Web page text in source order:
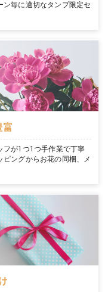
毎に適切なタンプ限定セ
富
フが1つ1つ手作業で丁寧
ングからお花の同梱、メ